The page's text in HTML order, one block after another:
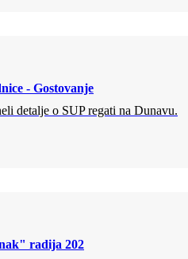
- Gostovanje
detalje o SUP regati na Dunavu.
radija 202